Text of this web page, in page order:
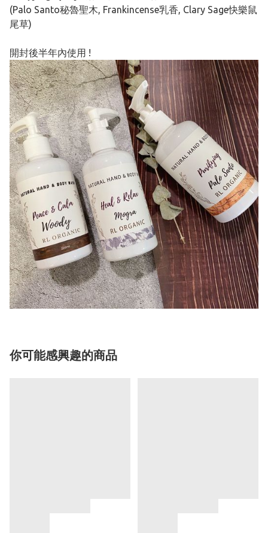
(Palo Santo秘魯聖木, Frankincense乳香, Clary Sage快樂鼠
尾草)
開封後半年內使用 !
你可能感興趣的商品